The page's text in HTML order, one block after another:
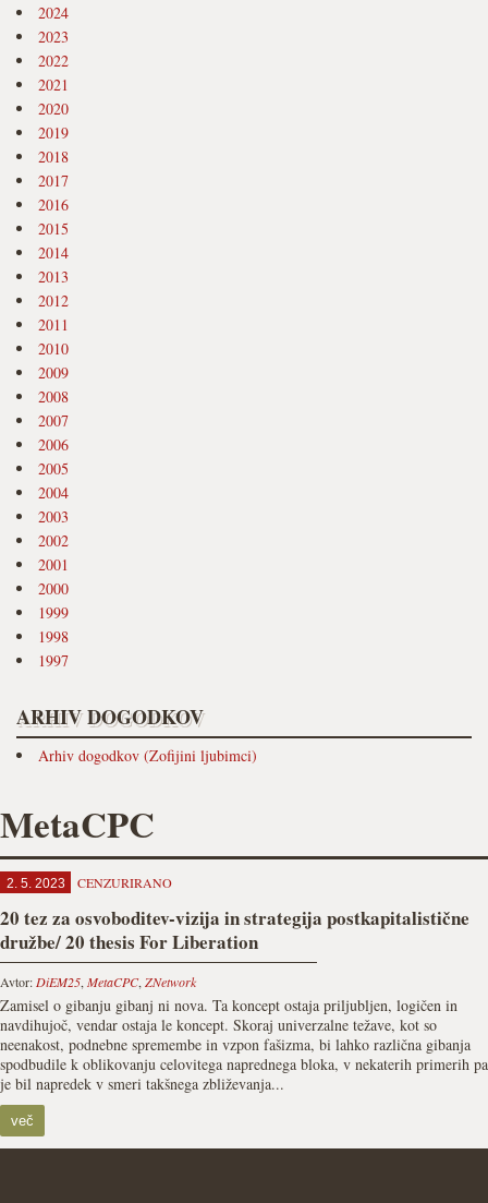
2024
2023
2022
2021
2020
2019
2018
2017
2016
2015
2014
2013
2012
2011
2010
2009
2008
2007
2006
2005
2004
2003
2002
2001
2000
1999
1998
1997
ARHIV DOGODKOV
Arhiv dogodkov (Zofijini ljubimci)
MetaCPC
2. 5. 2023 CENZURIRANO
20 tez za osvoboditev-vizija in strategija postkapitalistične
družbe/ 20 thesis For Liberation
Avtor: DiEM25, MetaCPC, ZNetwork
Zamisel o gibanju gibanj ni nova. Ta koncept ostaja priljubljen, logičen in
navdihujoč, vendar ostaja le koncept. Skoraj univerzalne težave, kot so
neenakost, podnebne spremembe in vzpon fašizma, bi lahko različna gibanja
spodbudile k oblikovanju celovitega naprednega bloka, v nekaterih primerih pa
je bil napredek v smeri takšnega zbliževanja...
več